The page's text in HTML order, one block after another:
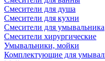
Смесители для душа
Смесители для кухни
Смесители для умывальника
Смесители хирургические
Умывальники, мойки
Комплектующие для